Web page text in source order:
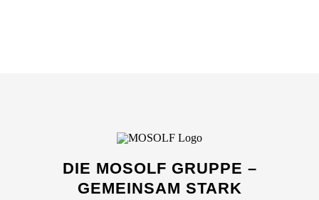
DIE MOSOLF GRUPPE –
GEMEINSAM STARK